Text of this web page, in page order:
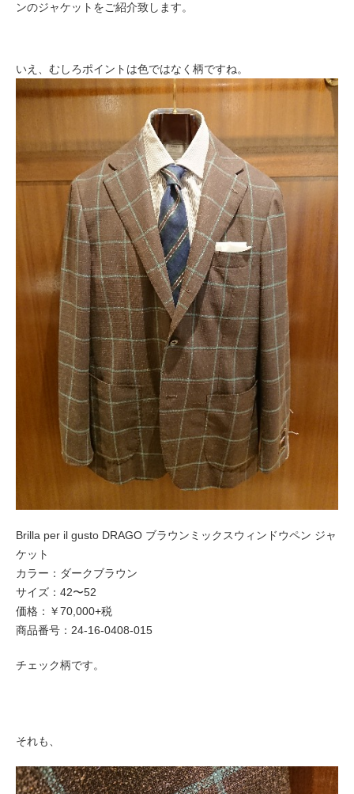
ンのジャケットをご紹介致します。
いえ、むしろポイントは色ではなく柄ですね。
Brilla per il gusto DRAGO ブラウンミックスウィンドウペン ジャ
ケット
カラー：ダークブラウン
サイズ：42〜52
価格：￥70,000+税
商品番号：24-16-0408-015
チェック柄です。
それも、